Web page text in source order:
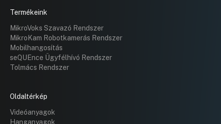
Termékeink
MikroVoks Szavazó Rendszer
MikroKam Robotkamerás Rendszer
Mobilhangosítás
seQUEnce Ügyfélhívó Rendszer
Tolmács Rendszer
Oldaltérkép
Videóanyagok
Hanganyagok